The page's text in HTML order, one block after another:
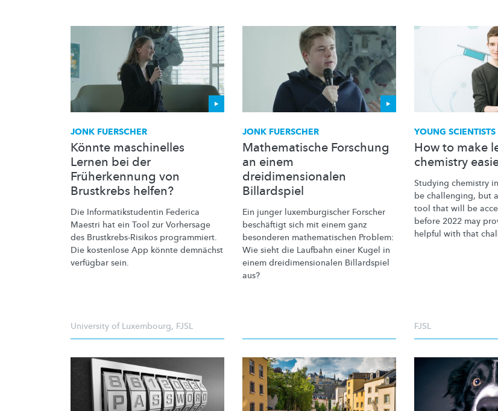
JONK FUERSCHER
Könnte maschinelles
Lernen bei der
Früherkennung von
Brustkrebs helfen?
Die Informatikstudentin Federica
Maestri hat ein Tool zur Vorhersage
des Brustkrebs-Risikos programmiert.
Die kostenlose App könnte demnächst
verfügbar sein.
University of Luxembourg, FJSL
JONK FUERSCHER
Mathematische Forschung
an einem
dreidimensionalen
Billardspiel
Ein junger luxemburgischer Forscher
beschäftigt sich mit einem ganz
besonderen mathematischen Problem:
Wie sieht die Laufbahn einer Kugel in
einem dreidimensionalen Billardspiel
aus?
YOUNG SCIENTISTS
How to make
chemistry
Studying chemistry
be challenging, but
tool that will be
before 2022 may
helpful with that
FJSL